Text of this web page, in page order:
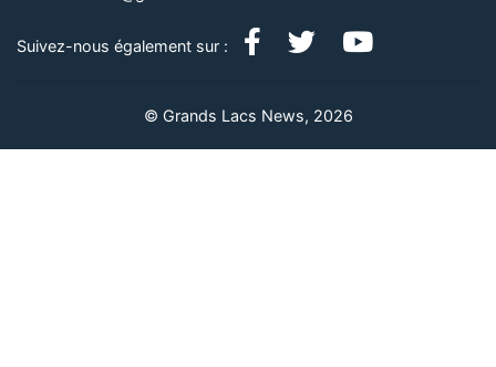
Suivez-nous également sur :
© Grands Lacs News, 2026